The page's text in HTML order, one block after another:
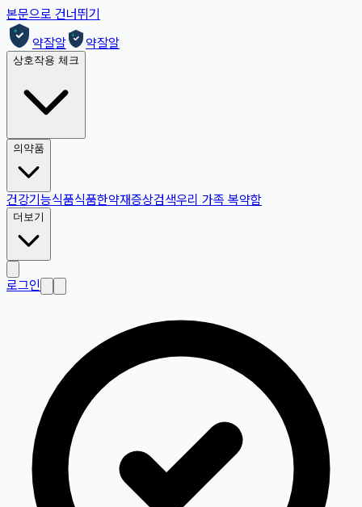
본문으로 건너뛰기
약잘알
약잘알
상호작용 체크
의약품
건강기능식품식품한약재증상검색우리 가족 복약함
더보기
로그인